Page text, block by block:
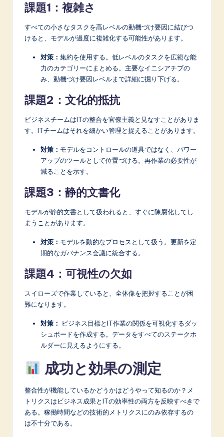
課題1：複雑さ
すべての小さなタスクを高レベルの動機づけ要因に結びつ
けると、モデルが過度に複雑化する可能性があります。
対策： 集約を使用する。低レベルのタスクを広範な能
力のカテゴリーにまとめる。主要なイニシアチブの
み、動機づけ要因レベルまで詳細に掘り下げる。
課題2：文化的抵抗
ビジネスチームはITの整合を官僚主義と見なすことがありま
す。ITチームはそれを細かい管理と捉えることがあります。
対策： モデルをコントロールの道具ではなく、パワー
アップのツールとして位置づける。再作業の必要性が
減ることを示す。
課題3：静的文書化
モデルが静的文書として扱われると、すぐに陳腐化してし
まうことがあります。
対策： モデルを動的なプロセスとして扱う。更新を定
期的なガバナンス会議に統合する。
課題4：可視性の欠如
スイローズで作業していると、全体像を把握することが困
難になります。
対策：
ビジネス目標とIT作業の関係を可視化するダッ
シュボードを作成する。データをすべてのステークホ
ルダーに見えるようにする。
成功と効果の測定
整合性が機能しているかどうかはどうやって知るのか？メ
トリクスはビジネス成果とITの効率性の両方を反映すべきで
ある。稼働時間などの技術的メトリクスにのみ依存するの
は不十分である。